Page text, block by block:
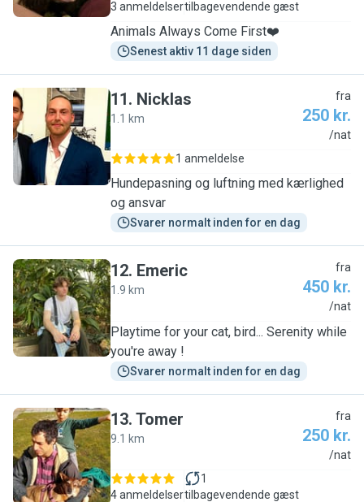
3 anmeldelsertilbagevendende gæst
Animals Always Come First❤️
Senest aktiv 11 dage siden
N
11. Nicklas
1.1 km
fra
250 kr.
/nat
1 anmeldelse
Hundepasning og luftning med kærlighed
og ansvar
Svarer normalt inden for en dag
E
12. Emeric
1.9 km
fra
450 kr.
/nat
Playtime for your cat, bird... Serenity while
you're away !
Svarer normalt inden for en dag
T
13. Tomer
9.1 km
fra
250 kr.
/nat
4 anmeldelser
1
tilbagevendende gæst